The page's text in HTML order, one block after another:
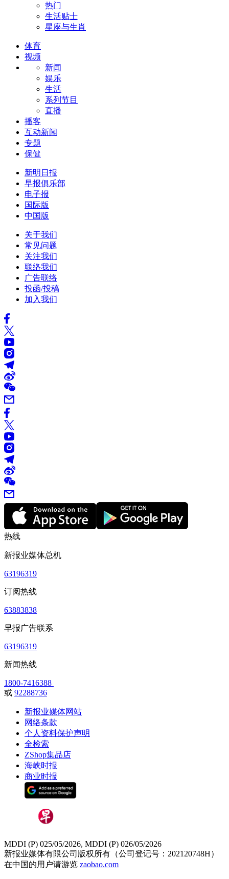
热门
生活贴士
星座与生肖
体育
视频
新闻
娱乐
生活
系列节目
直播
播客
互动新闻
专题
保健
新明日报
早报俱乐部
电子报
国际版
中国版
关于我们
常见问题
关注我们
联络我们
广告联络
投函/投稿
加入我们
热线
新报业媒体总机
63196319
订阅热线
63883838
早报广告联系
63196319
新闻热线
1800-7416388
或 92288736
新报业媒体网站
网络条款
个人资料保护声明
全检索
ZShop集品店
海峡时报
商业时报
MDDI (P) 025/05/2026, MDDI (P) 026/05/2026
新报业媒体有限公司版权所有（公司登记号：202120748H）
在中国的用户请游览 zaobao.com